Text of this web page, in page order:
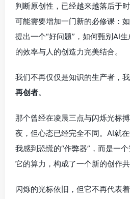
判断原创性，已经越来越落后于
可能需要增加一门新的必修课：
提出一个“好问题”，如何甄别AI
的效率与人的创造力完美结合。
我们不再仅仅是知识的生产者，
再创者。
那个曾经在凌晨三点与闪烁光标
夜，但心态已经完全不同。AI就
我感到恐慌的“作弊器”，而是一
它的算力，构成了一个新的创作共
闪烁的光标依旧，但它不再代表